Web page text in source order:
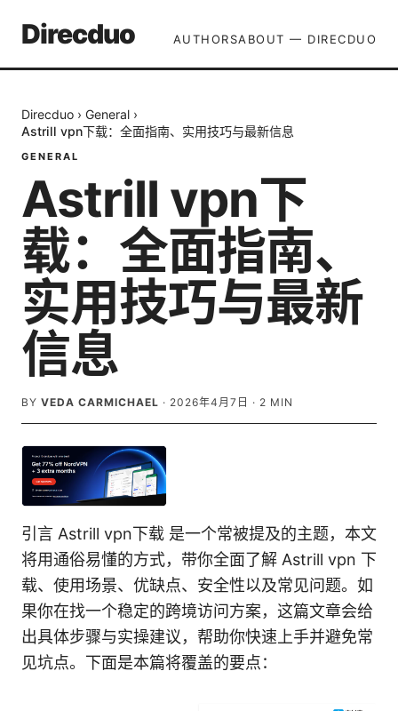
Direcduo AUTHORSABOUT — DIRECDUO
Direcduo › General ›
Astrill vpn下载：全面指南、实用技巧与最新信息
GENERAL
Astrill vpn下
载：全面指南、
实用技巧与最新
信息
BY VEDA CARMICHAEL · 2026年4月7日 · 2 MIN
引言 Astrill vpn下载 是一个常被提及的主题，本文
将用通俗易懂的方式，带你全面了解 Astrill vpn 下
载、使用场景、优缺点、安全性以及常见问题。如
果你在找一个稳定的跨境访问方案，这篇文章会给
出具体步骤与实操建议，帮助你快速上手并避免常
见坑点。下面是本篇将覆盖的要点：